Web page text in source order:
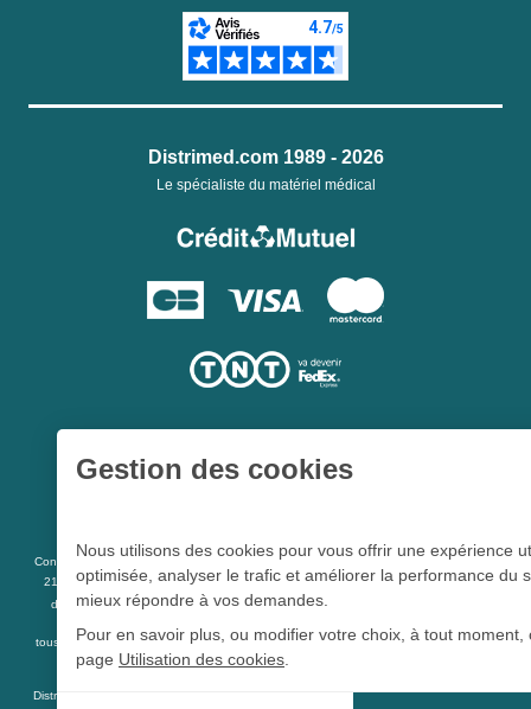
Distrimed.com 1989 - 2026
Le spécialiste du matériel médical
Conformément aux articles L 5213-3 du code de la santé publique et à l’arrêté du
21 décembre 2012 fixant la liste des dispositifs médicaux qui peuvent faire l’objet
d’une publicité auprès du public, et à l'articleR 5213-1
tous les dispositifs médicaux présents sur ce site peuvent faire l'objet d'une publicité
destinée au public.
Distrimed.com est un service de la société Distrimed SAS au capital de 40 000 Euro -
Gestion des cookies
Nous utilisons des cookies pour vous offrir une expérience
optimisée, analyser le trafic et améliorer la performance du
mieux répondre à vos demandes.
Pour en savoir plus, ou modifier votre choix, à tout moment,
page Utilisation des cookies